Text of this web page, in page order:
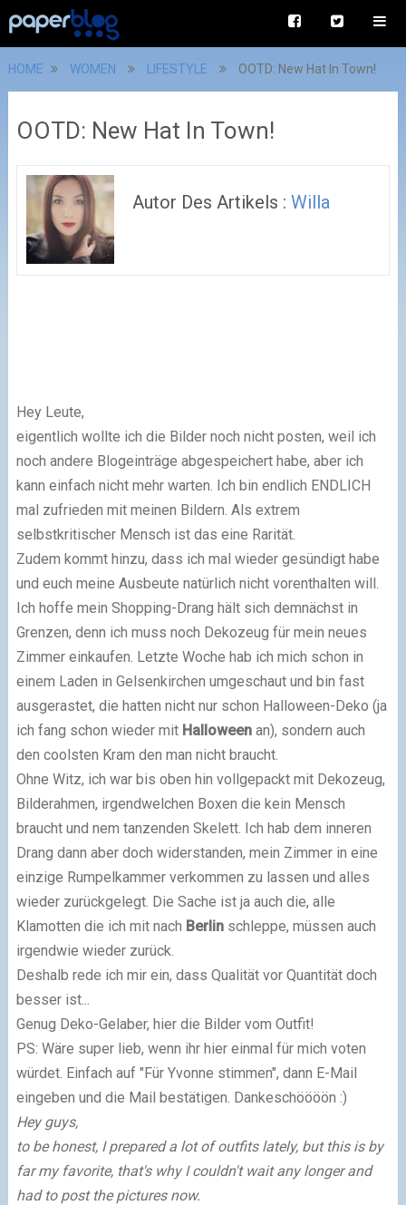
HOME WOMEN LIFESTYLE OOTD: New Hat In Town!
OOTD: New Hat In Town!
Autor Des Artikels :Willa
Hey Leute,
eigentlich wollte ich die Bilder noch nicht posten, weil ich
noch andere Blogeinträge abgespeichert habe, aber ich
kann einfach nicht mehr warten. Ich bin endlich ENDLICH
mal zufrieden mit meinen Bildern. Als extrem
selbstkritischer Mensch ist das eine Rarität.
Zudem kommt hinzu, dass ich mal wieder gesündigt habe
und euch meine Ausbeute natürlich nicht vorenthalten will.
Ich hoffe mein Shopping-Drang hält sich demnächst in
Grenzen, denn ich muss noch Dekozeug für mein neues
Zimmer einkaufen. Letzte Woche hab ich mich schon in
einem Laden in Gelsenkirchen umgeschaut und bin fast
ausgerastet, die hatten nicht nur schon Halloween-Deko (ja
ich fang schon wieder mit Halloweenan), sondern auch
den coolsten Kram den man nicht braucht.
Ohne Witz, ich war bis oben hin vollgepackt mit Dekozeug,
Bilderahmen, irgendwelchen Boxen die kein Mensch
braucht und nem tanzenden Skelett. Ich hab dem inneren
Drang dann aber doch widerstanden, mein Zimmer in eine
einzige Rumpelkammer verkommen zu lassen und alles
wieder zurückgelegt. Die Sache ist ja auch die, alle
Klamotten die ich mit nach Berlinschleppe, müssen auch
irgendwie wieder zurück.
Deshalb rede ich mir ein, dass Qualität vor Quantität doch
besser ist...
Genug Deko-Gelaber, hier die Bilder vom Outfit!
PS: Wäre super lieb, wenn ihr hier einmal für mich voten
würdet. Einfach auf "Für Yvonne stimmen", dann E-Mail
eingeben und die Mail bestätigen. Dankeschöööön :)
Hey guys,
to be honest, I prepared a lot of outfits lately, but this is by
far my favorite, that's why I couldn't wait any longer and
had to post the pictures now.